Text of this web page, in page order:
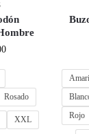
Rosado
XXL
Rojo